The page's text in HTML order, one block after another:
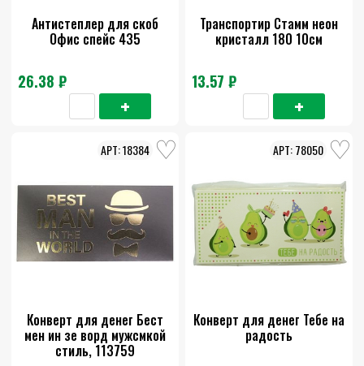
Антистеплер для скоб
Офис спейс 435
26.38 ₽
Транспортир Стамм неон
кристалл 180 10см
13.57 ₽
Конверт для денег Бест
мен ин зе ворд мужсмкой
стиль, 113759
18384
Конверт для денег Тебе на
радость
78050